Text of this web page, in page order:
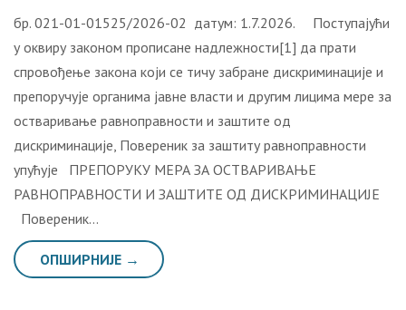
бр. 021-01-01525/2026-02 датум: 1.7.2026. Поступајући
у оквиру законом прописане надлежности[1] да прати
спровођење закона који се тичу забране дискриминације и
препоручује органима јавне власти и другим лицима мере за
остваривање равноправности и заштите од
дискриминације, Повереник за заштиту равноправности
упућује ПРЕПОРУКУ МЕРА ЗА ОСТВАРИВАЊЕ
РАВНОПРАВНОСТИ И ЗАШТИТЕ ОД ДИСКРИМИНАЦИЈЕ
Повереник…
ОПШИРНИЈЕ →